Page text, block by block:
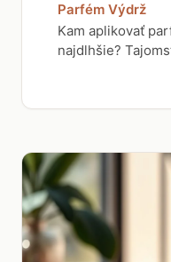
Parfém Výdrž
Kam aplikovať
najdlhšie?